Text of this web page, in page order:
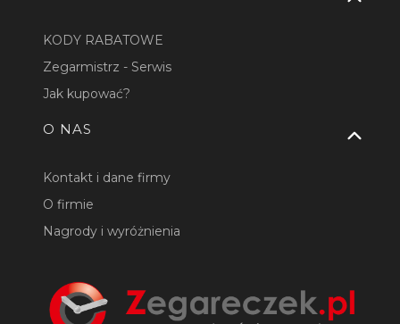
KODY RABATOWE
Zegarmistrz - Serwis
Jak kupować?
O NAS
Kontakt i dane firmy
O firmie
Nagrody i wyróżnienia